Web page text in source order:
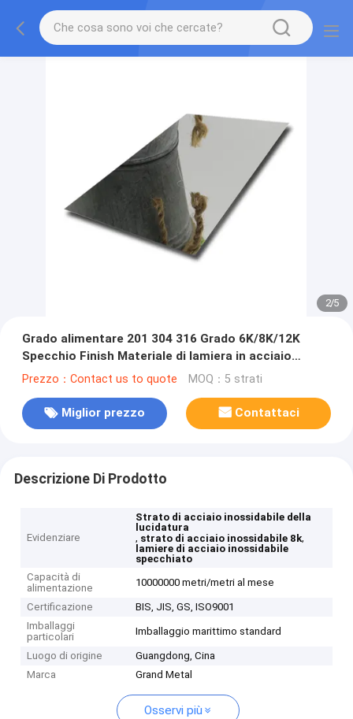
2/5
Grado alimentare 201 304 316 Grado 6K/8K/12K
Specchio Finish Materiale di lamiera in acciaio
inossidabile
Prezzo：Contact us to quote MOQ：5 strati
Miglior prezzo Contattaci
Descrizione Di Prodotto
Evidenziare
Strato di acciaio inossidabile della
lucidatura
, strato di acciaio inossidabile 8k,
lamiere di acciaio inossidabile
specchiato
Capacità di
alimentazione
10000000 metri/metri al mese
Certificazione
BIS, JIS, GS, ISO9001
Imballaggi
particolari
Imballaggio marittimo standard
Luogo di origine
Guangdong, Cina
Marca
Grand Metal
Osservi più